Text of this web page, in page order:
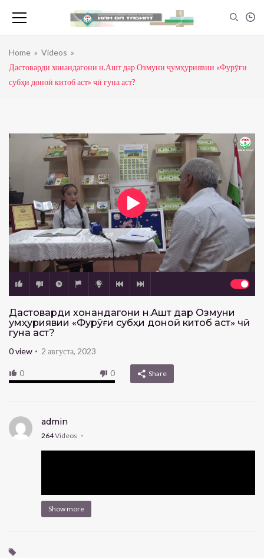
Home » Videos »
Дастоварди хонандагони н.Ашт дар Озмуни ҷумҳуриявии «Фурӯғи
субҳи доноӣ китоб аст» чӣ гуна аст?
Дастоварди хонандагони н.Ашт дар Озмуни
ҷумҳуриявии «Фурӯғи субҳи доноӣ китоб аст» чӣ
гуна аст?
0view 2 августа, 2023
0 0 Share
admin
264Videos
Show more